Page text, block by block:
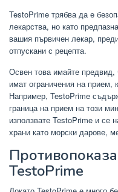
TestoPrime трябва да е
лекарства, но като
вашия първичен лекар,
отпускани с рецепта.
Освен това имайте предвид,
имат ограничения на прием,
Например, TestoPrime
граница на прием на този
използвате TestoPrime и се
храни като морски дарове,
TestoPrime